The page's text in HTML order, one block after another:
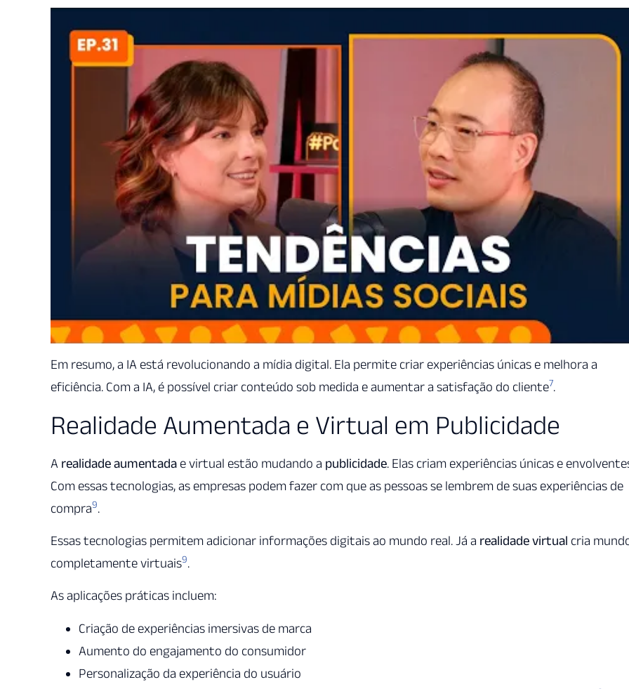
Em resumo, a IA está revolucionando a mídia digital. Ela permite criar experiências únicas e melhora a
eficiência. Com a IA, é possível criar conteúdo sob medida e aumentar a satisfação do cliente7.
Realidade Aumentada e Virtual em Publicidade
A realidade aumentada e virtual estão mudando a publicidade. Elas criam experiências únicas e
Com essas tecnologias, as empresas podem fazer com que as pessoas se lembrem de suas experiências de
compra9.
Essas tecnologias permitem adicionar informações digitais ao mundo real. Já a realidade virtual cria
completamente virtuais9.
As aplicações práticas incluem:
Criação de experiências imersivas de marca
Aumento do engajamento do consumidor
Personalização da experiência do usuário